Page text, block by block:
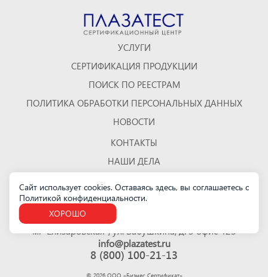
УСЛУГИ
СЕРТИФИКАЦИЯ ПРОДУКЦИИ
ПОИСК ПО РЕЕСТРАМ
ПОЛИТИКА ОБРАБОТКИ ПЕРСОНАЛЬНЫХ ДАННЫХ
НОВОСТИ
КОНТАКТЫ
НАШИ ДЕЛА
КАРТА САЙТА
Санкт-Петербург
м. "Елизаровская", ул. Бабушкина, д. 3 офис 423
info@plazatest.ru
8 (800) 100-21-13
© 2026ООО «Бизнес Cертификат»
Сайт использует cookies. Оставаясь здесь, вы соглашаетесь с
Политикой конфиденциальности.
ХОРОШО